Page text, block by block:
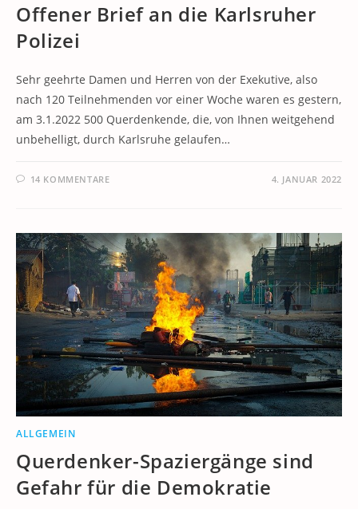
Offener Brief an die Karlsruher
Polizei
Sehr geehrte Damen und Herren von der Exekutive, also
nach 120 Teilnehmenden vor einer Woche waren es gestern,
am 3.1.2022 500 Querdenkende, die, von Ihnen weitgehend
unbehelligt, durch Karlsruhe gelaufen…
14 KOMMENTARE 4. JANUAR 2022
ALLGEMEIN
Querdenker-Spaziergänge sind
Gefahr für die Demokratie